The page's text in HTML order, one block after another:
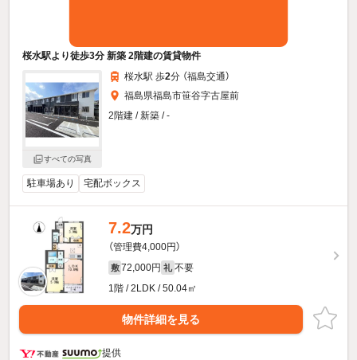
桜水駅より徒歩3分 新築 2階建の賃貸物件
すべての写真
桜水駅 歩2分 （福島交通）
福島県福島市笹谷字古屋前
2階建 / 新築 / -
駐車場あり 宅配ボックス
7.2万円
（管理費4,000円）
敷 72,000円 礼 不要
1階 / 2LDK / 50.04㎡
物件詳細を見る
提供